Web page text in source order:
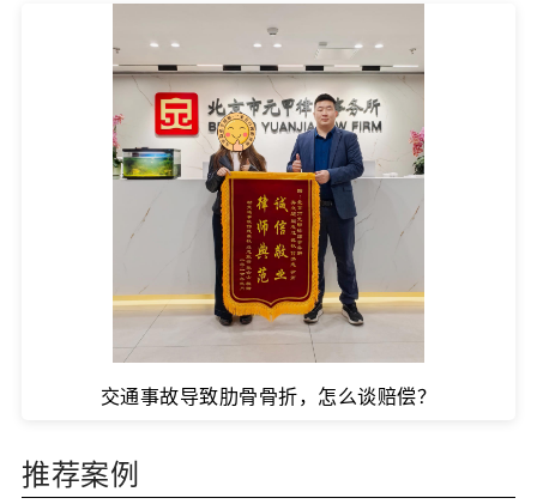
交通事故导致肋骨骨折，怎么谈赔偿？
推荐案例